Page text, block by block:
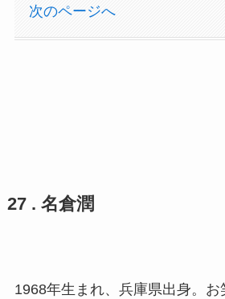
次のページへ
27 . 名倉潤
1968年生まれ、兵庫県出身。